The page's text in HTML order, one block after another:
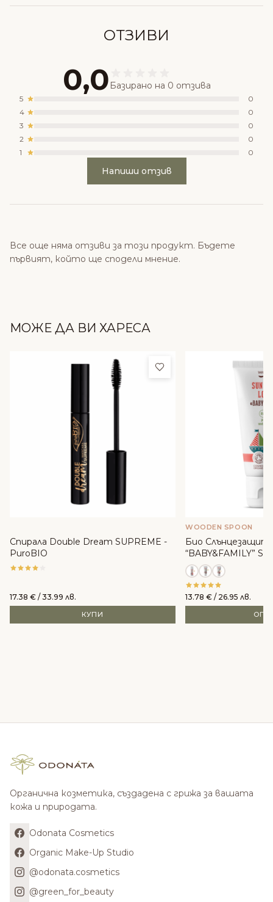
ОТЗИВИ
0,0 Базирано на 0 отзива
5
0
4
0
3
0
2
0
1
0
Напиши отзив
Все още няма отзиви за този продукт. Бъдете
първият, който ще сподели мнение.
МОЖЕ ДА ВИ ХАРЕСА
Добави в любими
Спирала Double Dream SUPREME -
PuroBIO
17.38 € / 33.99 лв.
КУПИ
WOODEN SPOON
Био
“BABY&FAMILY”
WoodenSpoon
13.78 € / 26.95 лв.
Органична козметика, създадена с грижа за вашата
кожа и природата.
Odonata Cosmetics
Organic Make-Up Studio
@odonata.cosmetics
@green_for_beauty